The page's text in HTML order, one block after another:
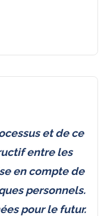
et de ce
entre les
en compte de
personnels.
pour le futur.